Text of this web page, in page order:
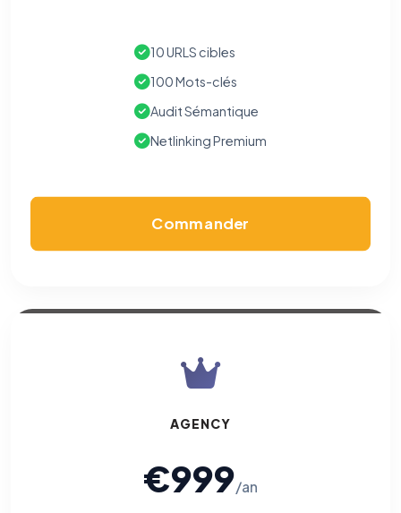
10 URLS cibles
100 Mots-clés
Audit Sémantique
Netlinking Premium
Commander
AGENCY
€999/an